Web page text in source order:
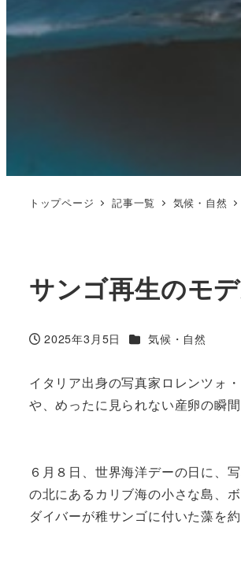
トップページ 記事一覧 気候・自然
サンゴ再生のモ
投稿日
2025年3月5日 カテゴリー
気候・自然
イタリア出身の写真家ロレンツォ
や、めったに見られない産卵の瞬
６月８日、世界海洋デーの日に、
の北にあるカリブ海の小さな島、
ダイバーが稚サンゴに付いた藻を